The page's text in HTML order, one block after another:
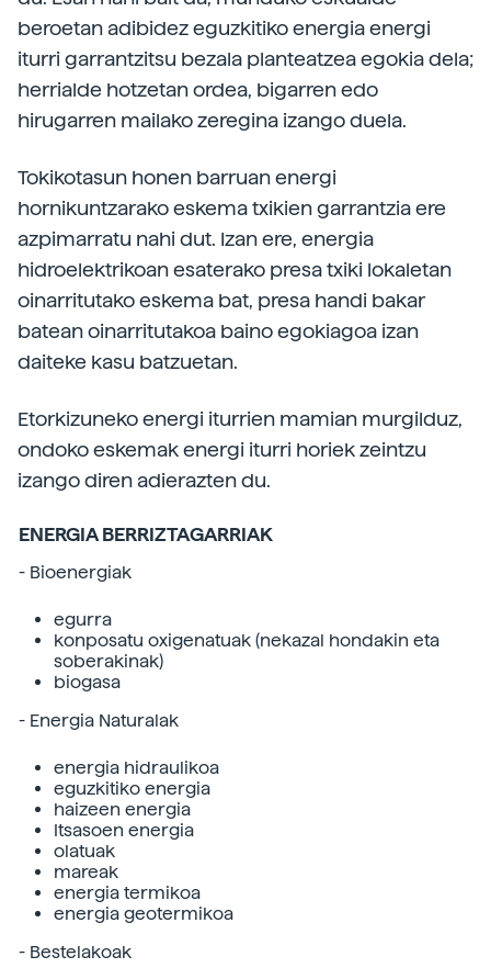
beroetan adibidez eguzkitiko energia energi
iturri garrantzitsu bezala planteatzea egokia dela;
herrialde hotzetan ordea, bigarren edo
hirugarren mailako zeregina izango duela.
Tokikotasun honen barruan energi
hornikuntzarako eskema txikien garrantzia ere
azpimarratu nahi dut. Izan ere, energia
hidroelektrikoan esaterako presa txiki lokaletan
oinarritutako eskema bat, presa handi bakar
batean oinarritutakoa baino egokiagoa izan
daiteke kasu batzuetan.
Etorkizuneko energi iturrien mamian murgilduz,
ondoko eskemak energi iturri horiek zeintzu
izango diren adierazten du.
ENERGIA BERRIZTAGARRIAK
- Bioenergiak
egurra
konposatu oxigenatuak (nekazal hondakin eta
soberakinak)
biogasa
- Energia Naturalak
energia hidraulikoa
eguzkitiko energia
haizeen energia
Itsasoen energia
olatuak
mareak
energia termikoa
energia geotermikoa
- Bestelakoak